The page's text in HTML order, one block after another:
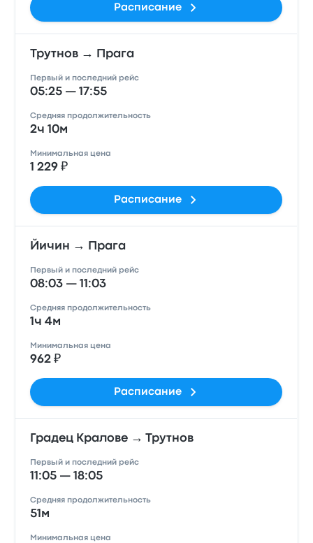
Расписание
Трутнов → Прага
Первый и последний рейс
05:25 — 17:55
Средняя продолжительность
2ч 10м
Минимальная цена
1 229 ₽
Расписание
Йичин → Прага
Первый и последний рейс
08:03 — 11:03
Средняя продолжительность
1ч 4м
Минимальная цена
962 ₽
Расписание
Градец Кралове → Трутнов
Первый и последний рейс
11:05 — 18:05
Средняя продолжительность
51м
Минимальная цена